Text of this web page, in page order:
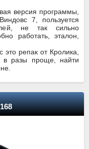
версия программы,
7, пользуется
не так сильно
работать, эталон,
репак от Кролика,
в разы проще, найти